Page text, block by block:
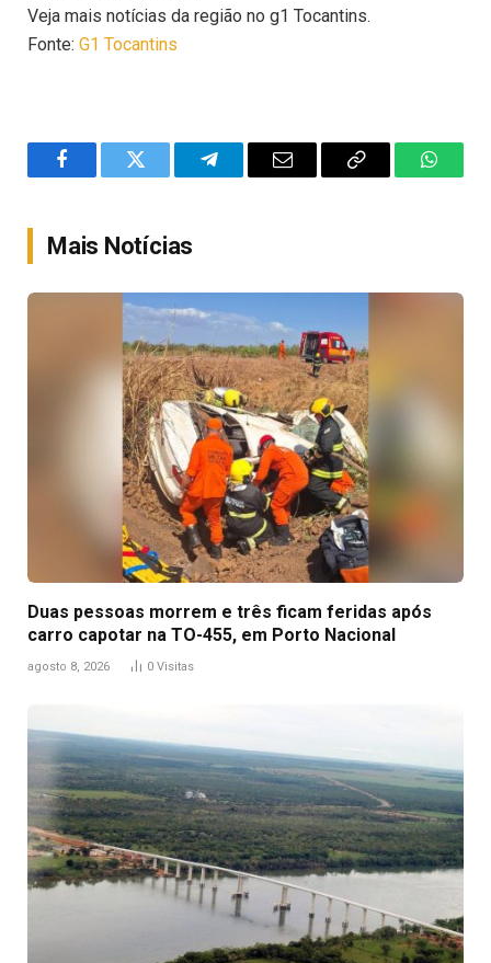
Veja mais notícias da região no g1 Tocantins.
Fonte: G1 Tocantins
FacebookTwitter TelegramEmail
Copy
Mais Notícias
Duas pessoas morrem e três ficam feridas após
carro capotar na TO-455, em Porto Nacional
agosto 8, 2026 0 Visitas